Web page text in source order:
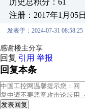
历史总积分：61
注册：2017年1月05日
发表于：2024-07-31 08:58:25
感谢楼主分享
回复 引用 举报
回复本条
发表回复